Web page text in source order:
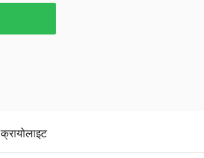
क्रायोलाइट